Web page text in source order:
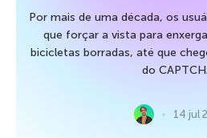
Por mais de uma década, os
que forçar a vista para
bicicletas borradas, até que
do
14 jul